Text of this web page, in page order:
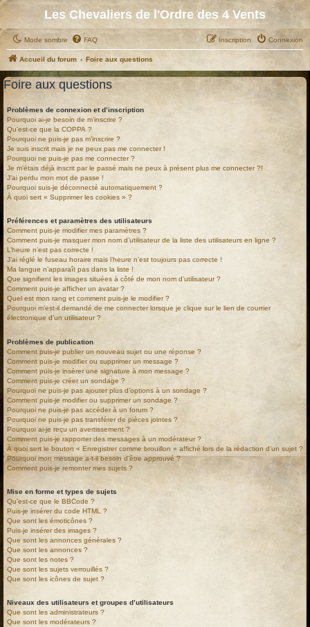
Les Chevaliers de l'Ordre des 4 Vents
Mode sombre FAQ Connexion
Inscription
Accueil du forum Foire aux questions
Foire aux questions
Problèmes de connexion et d’inscription
Pourquoi ai-je besoin de m’inscrire ?
Qu’est-ce que la COPPA ?
Pourquoi ne puis-je pas m’inscrire ?
Je suis inscrit mais je ne peux pas me connecter !
Pourquoi ne puis-je pas me connecter ?
Je m’étais déjà inscrit par le passé mais ne peux à présent plus me connecter ?!
J’ai perdu mon mot de passe !
Pourquoi suis-je déconnecté automatiquement ?
À quoi sert « Supprimer les cookies » ?
Préférences et paramètres des utilisateurs
Comment puis-je modifier mes paramètres ?
Comment puis-je masquer mon nom d’utilisateur de la liste des utilisateurs en ligne ?
L’heure n’est pas correcte !
J’ai réglé le fuseau horaire mais l’heure n’est toujours pas correcte !
Ma langue n’apparaît pas dans la liste !
Que signifient les images situées à côté de mon nom d’utilisateur ?
Comment puis-je afficher un avatar ?
Quel est mon rang et comment puis-je le modifier ?
Pourquoi m’est-il demandé de me connecter lorsque je clique sur le lien de courrier
électronique d’un utilisateur ?
Problèmes de publication
Comment puis-je publier un nouveau sujet ou une réponse ?
Comment puis-je modifier ou supprimer un message ?
Comment puis-je insérer une signature à mon message ?
Comment puis-je créer un sondage ?
Pourquoi ne puis-je pas ajouter plus d’options à un sondage ?
Comment puis-je modifier ou supprimer un sondage ?
Pourquoi ne puis-je pas accéder à un forum ?
Pourquoi ne puis-je pas transférer de pièces jointes ?
Pourquoi ai-je reçu un avertissement ?
Comment puis-je rapporter des messages à un modérateur ?
À quoi sert le bouton « Enregistrer comme brouillon » affiché lors de la rédaction d’un sujet ?
Pourquoi mon message a-t-il besoin d’être approuvé ?
Comment puis-je remonter mes sujets ?
Mise en forme et types de sujets
Qu’est-ce que le BBCode ?
Puis-je insérer du code HTML ?
Que sont les émoticônes ?
Puis-je insérer des images ?
Que sont les annonces générales ?
Que sont les annonces ?
Que sont les notes ?
Que sont les sujets verrouillés ?
Que sont les icônes de sujet ?
Niveaux des utilisateurs et groupes d’utilisateurs
Que sont les administrateurs ?
Que sont les modérateurs ?